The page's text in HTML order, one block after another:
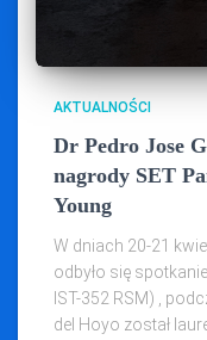
AKTUALNOŚCI
Dr Pedro Jose
nagrody SET
Young
W dniach 20-21
odbyło się
IST-352 RSM) ,
del Hoyo został